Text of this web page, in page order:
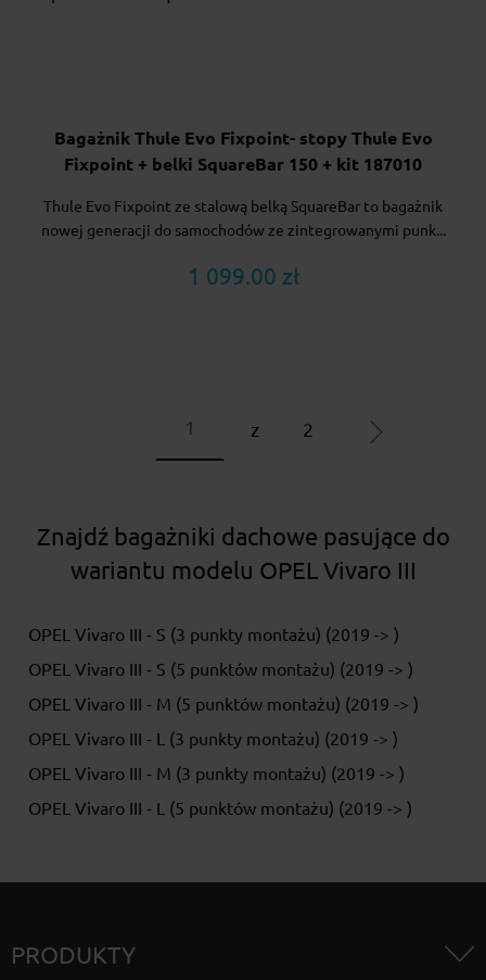
Bagażnik Thule Evo Fixpoint- stopy Thule Evo
Fixpoint + belki SquareBar 150 + kit 187010
Thule Evo Fixpoint ze stalową belką SquareBar to bagażnik
nowej generacji do samochodów ze zintegrowanymi punk...
1 099.00 zł
z 2
Znajdź bagażniki dachowe pasujące do
wariantu modelu OPEL Vivaro III
OPEL Vivaro III - S (3 punkty montażu) (2019 -> )
OPEL Vivaro III - S (5 punktów montażu) (2019 -> )
OPEL Vivaro III - M (5 punktów montażu) (2019 -> )
OPEL Vivaro III - L (3 punkty montażu) (2019 -> )
OPEL Vivaro III - M (3 punkty montażu) (2019 -> )
OPEL Vivaro III - L (5 punktów montażu) (2019 -> )
PRODUKTY